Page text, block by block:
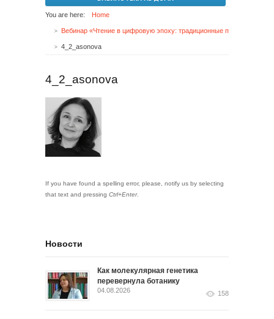
You are here: Home
4_2_asonova
4_2_asonova
If you have found a spelling error, please, notify us by selecting
that text and pressing Ctrl+Enter.
Новости
Как молекулярная генетика
перевернула ботанику
04.08.2026 158